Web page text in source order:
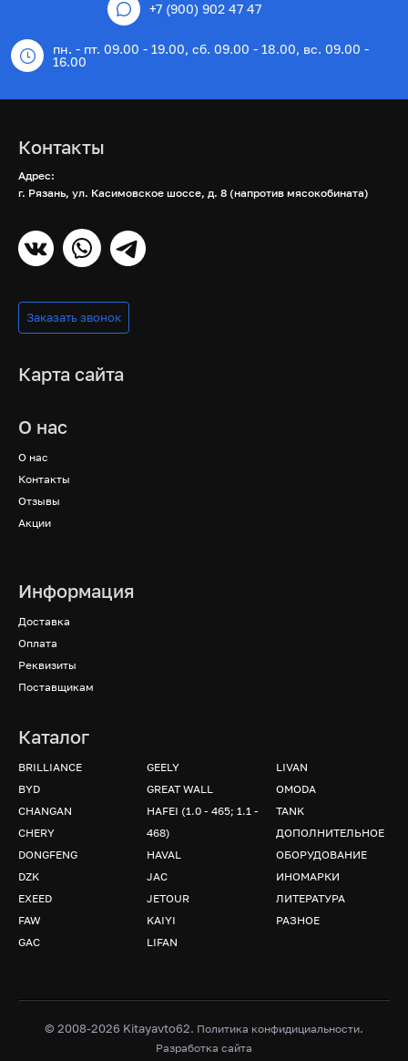
+7 (900) 902 47 47
пн. - пт. 09.00 - 19.00, сб. 09.00 - 18.00, вс. 09.00 -
16.00
Контакты
Адрес:
г. Рязань, ул. Касимовское шоссе, д. 8 (напротив мясокобината)
Заказать звонок
Карта сайта
О нас
О нас
Контакты
Отзывы
Акции
Информация
Доставка
Оплата
Реквизиты
Поставщикам
Каталог
BRILLIANCE
BYD
CHANGAN
CHERY
DONGFENG
DZK
EXEED
FAW
GAC
GEELY
GREAT WALL
HAFEI (1.0 - 465; 1.1 -
468)
HAVAL
JAC
JETOUR
KAIYI
LIFAN
LIVAN
OMODA
TANK
ДОПОЛНИТЕЛЬНОЕ
ОБОРУДОВАНИЕ
ИНОМАРКИ
ЛИТЕРАТУРА
РАЗНОЕ
© 2008-2026 Kitayavto62. Политика конфидициальности.
Разработка сайта